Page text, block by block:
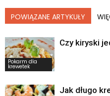
POWIĄZANE ARTYKUŁY
Pokarm dla
krewetek
Czy kiryski
Jak długo